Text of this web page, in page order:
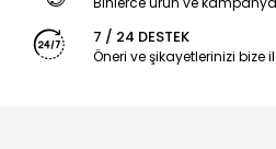
7 / 24 DESTEK
Öneri ve şikayetlerinizi bize